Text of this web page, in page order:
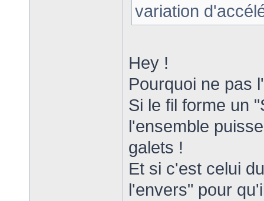
variation
Hey !
Pourquoi ne pas
Si le fil forme un
l'ensemble
galets !
Et si c'est celui
l'envers" pour